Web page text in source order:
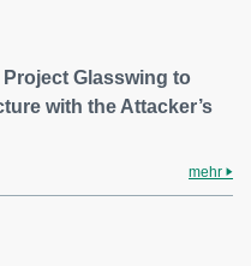
Glasswing to
with the Attacker’s
mehr